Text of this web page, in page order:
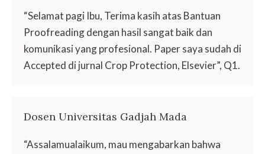
“Selamat pagi Ibu, Terima kasih atas Bantuan
Proofreading dengan hasil sangat baik dan
komunikasi yang profesional. Paper saya sudah di
Accepted di jurnal Crop Protection, Elsevier”, Q1.
Dosen Universitas Gadjah Mada
“Assalamualaikum, mau mengabarkan bahwa